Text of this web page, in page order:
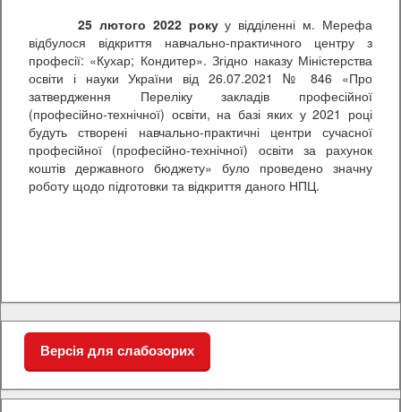
25 лютого 2022 рокуу відділенні м. Мерефа
відбулося відкриття навчально-практичного центру з
професії: «Кухар; Кондитер». Згідно наказу Міністерства
освіти і науки України від 26.07.2021 № 846 «Про
затвердження Переліку закладів професійної
(професійно-технічної) освіти, на базі яких у 2021 році
будуть створені навчально-практичні центри сучасної
професійної (професійно-технічної) освіти за рахунок
коштів державного бюджету» було проведено значну
роботу щодо підготовки та відкриття даного НПЦ.
Версія для слабозорих